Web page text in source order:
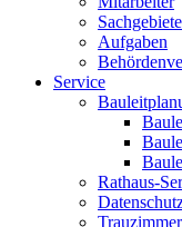
Sachgebiete
Aufgaben
Service
Rathaus-
Trauzimmer